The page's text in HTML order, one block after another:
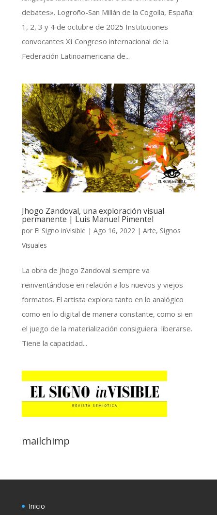
debates». Logroño-San Millán de la Cogolla, España:
1, 2, 3 y 4 de octubre de 2025 Instituciones
convocantes XI Congreso internacional de la
Federación Latinoamericana de...
Jhogo Zandoval, una exploración visual
permanente | Luis Manuel Pimentel
por El Signo inVisible | Ago 16, 2022| Arte, Signos
Visuales
La obra de Jhogo Zandoval siempre va
reinventándose en relación a los nuevos y viejos
formatos. El artista explora tanto en lo analógico
como en lo digital de manera constante, como si en
el juego de la materialización consiguiera liberarse.
Tiene la capacidad...
mailchimp
Inicio